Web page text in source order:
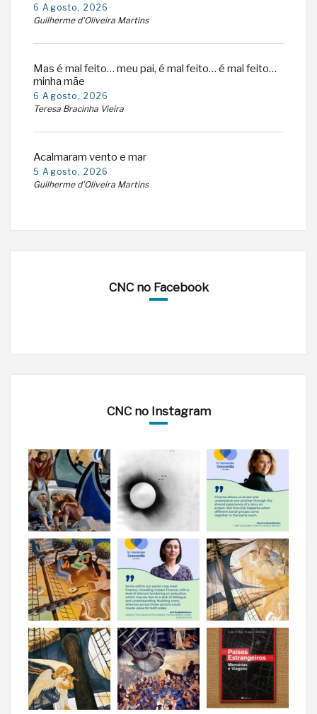
6 Agosto, 2026
Guilherme d'Oliveira Martins
Mas é mal feito… meu pai, é mal feito… é mal feito…
minha mãe
6 Agosto, 2026
Teresa Bracinha Vieira
Acalmaram vento e mar
5 Agosto, 2026
Guilherme d'Oliveira Martins
CNC no Facebook
CNC no Instagram